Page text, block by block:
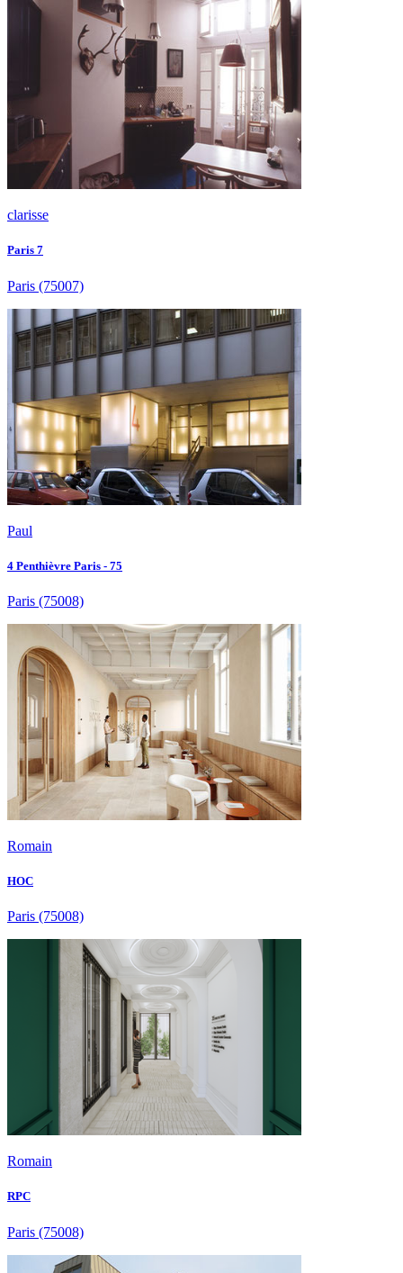
clarisse
Paris 7
Paris (75007)
Paul
4 Penthièvre Paris - 75
Paris (75008)
Romain
HOC
Paris (75008)
Romain
RPC
Paris (75008)